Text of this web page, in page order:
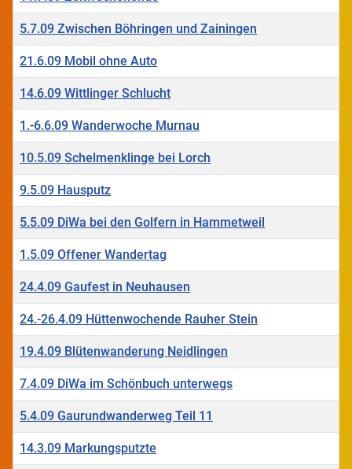
5.7.09 Zwischen Böhringen und Zainingen
21.6.09 Mobil ohne Auto
14.6.09 Wittlinger Schlucht
1.-6.6.09 Wanderwoche Murnau
10.5.09 Schelmenklinge bei Lorch
9.5.09 Hausputz
5.5.09 DiWa bei den Golfern in Hammetweil
1.5.09 Offener Wandertag
24.4.09 Gaufest in Neuhausen
24.-26.4.09 Hüttenwochende Rauher Stein
19.4.09 Blütenwanderung Neidlingen
7.4.09 DiWa im Schönbuch unterwegs
5.4.09 Gaurundwanderweg Teil 11
14.3.09 Markungsputzte